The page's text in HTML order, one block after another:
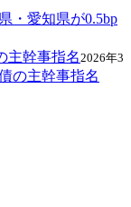
・愛知県が0.5bp
2026年3
の主幹事指名